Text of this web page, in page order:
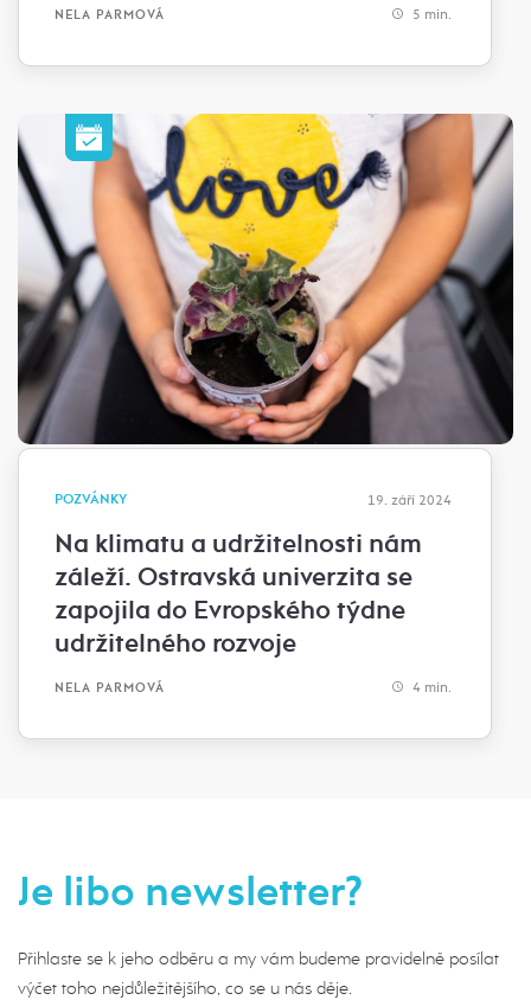
NELA PARMOVÁ 5 min.
POZVÁNKY 19. září 2024
Na klimatu a udržitelnosti nám
záleží. Ostravská univerzita se
zapojila do Evropského týdne
udržitelného rozvoje
NELA PARMOVÁ 4 min.
Je libo newsletter?
Přihlaste se k jeho odběru a my vám budeme pravidelně posílat
výčet toho nejdůležitějšího, co se u nás děje.